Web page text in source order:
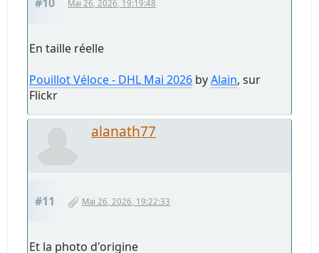
Mai 26, 2026, 19:19:48
En taille réelle
Pouillot Véloce - DHL Mai 2026 byAlain, sur
Flickr
alanath77
#11 Mai 26, 2026, 19:22:33
Et la photo d'origine